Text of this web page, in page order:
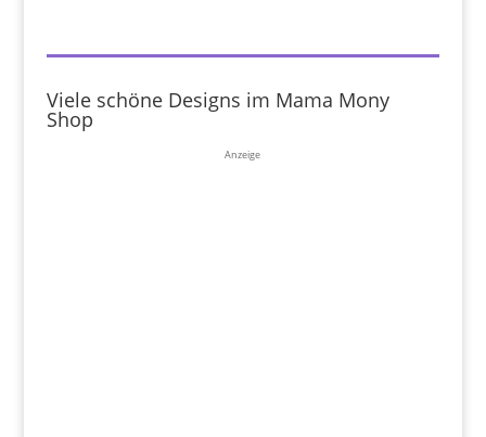
Viele schöne Designs im Mama Mony
Shop
Anzeige